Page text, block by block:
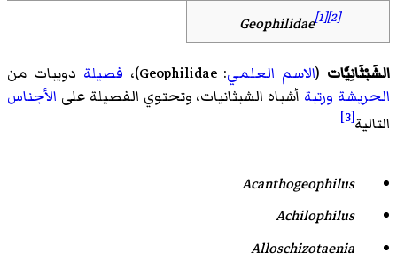
Geophilidae[1][2]
الشَبْثَانِيَّات (الاسم العلمي:
Geophilidae)، فصيلة دويبات من
الحريشة ورتبة أشباه الشبثانيات، وتحتوي الفصيلة على الأجناس
التالية[3]
Acanthogeophilus
Achilophilus
Alloschizotaenia